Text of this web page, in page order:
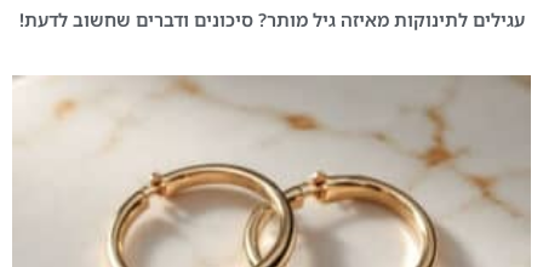
עגילים לתינוקות מאיזה גיל מותר? סיכונים ודברים שחשוב לדעת!